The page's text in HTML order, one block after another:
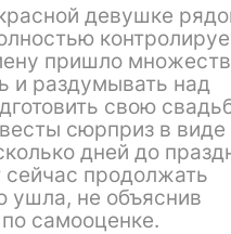
девушке
пришло
и раздумывать над
свою
сюрприз в виде
дней до
сейчас продолжать
ушла, не объяснив
самооценке.